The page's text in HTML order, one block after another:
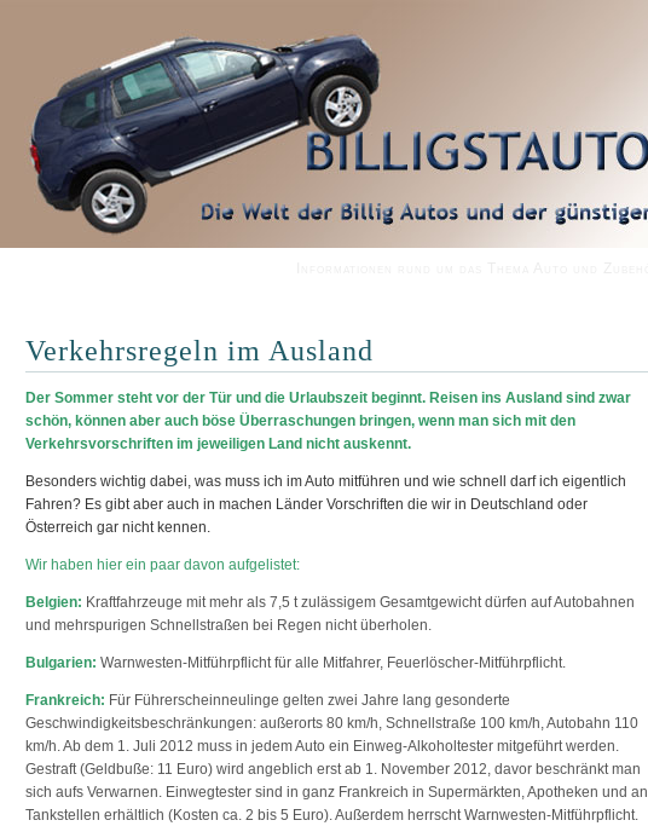
Verkehrsregeln im Ausland
Der Sommer steht vor der Tür und die Urlaubszeit beginnt. Reisen ins Ausland sind zwar
schön, können aber auch böse Überraschungen bringen, wenn man sich mit den
Verkehrsvorschriften im jeweiligen Land nicht auskennt.
Besonders wichtig dabei, was muss ich im Auto mitführen und wie schnell darf ich eigentlich
Fahren? Es gibt aber auch in machen Länder Vorschriften die wir in Deutschland oder
Österreich gar nicht kennen.
Wir haben hier ein paar davon aufgelistet:
Belgien: Kraftfahrzeuge mit mehr als 7,5 t zulässigem Gesamtgewicht dürfen auf Autobahnen
und mehrspurigen Schnellstraßen bei Regen nicht überholen.
Bulgarien: Warnwesten-Mitführpflicht für alle Mitfahrer, Feuerlöscher-Mitführpflicht.
Frankreich: Für Führerscheinneulinge gelten zwei Jahre lang gesonderte
Geschwindigkeitsbeschränkungen: außerorts 80 km/h, Schnellstraße 100 km/h, Autobahn 110
km/h. Ab dem 1. Juli 2012 muss in jedem Auto ein Einweg-Alkoholtester mitgeführt werden.
Gestraft (Geldbuße: 11 Euro) wird angeblich erst ab 1. November 2012, davor beschränkt man
sich aufs Verwarnen. Einwegtester sind in ganz Frankreich in Supermärkten, Apotheken und an
Tankstellen erhältlich (Kosten ca. 2 bis 5 Euro). Außerdem herrscht Warnwesten-Mitführpflicht.